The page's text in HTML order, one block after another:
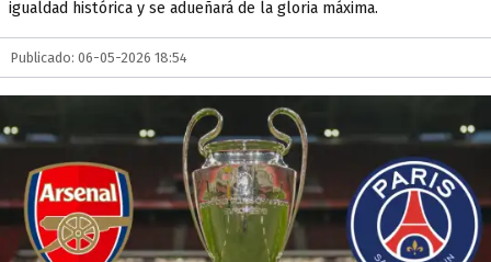
igualdad histórica y se adueñará de la gloria máxima.
Publicado: 06-05-2026 18:54